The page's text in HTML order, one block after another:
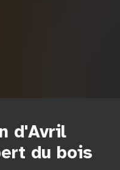
d'Avril
du bois